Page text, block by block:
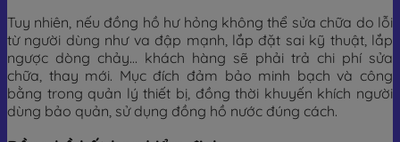
Tuy nhiên, nếu đồng hồ hư hỏng không thể sửa chữa do lỗi
từ người dùng như va đập mạnh, lắp đặt sai kỹ thuật, lắp
ngược dòng chảy… khách hàng sẽ phải trả chi phí sửa
chữa, thay mới. Mục đích đảm bảo minh bạch và công
bằng trong quản lý thiết bị, đồng thời khuyến khích người
dùng bảo quản, sử dụng đồng hồ nước đúng cách.